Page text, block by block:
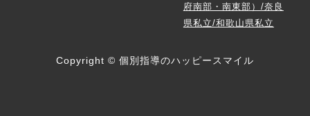
府南部・南東部）/奈良
県私立/和歌山県私立
Copyright © 個別指導のハッピースマイル